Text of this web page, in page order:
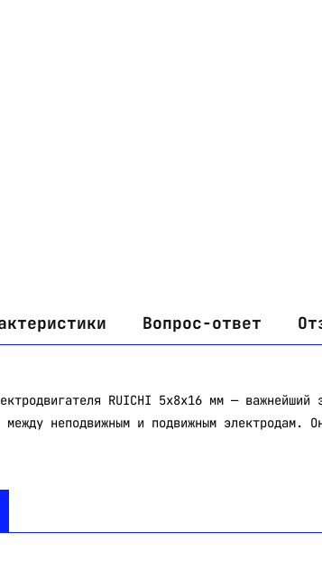
Вопрос-ответ
RUICHI 5x8x16 мм —
между неподвижным и подвижным электродам.